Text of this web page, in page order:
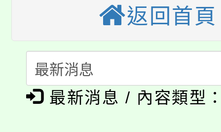
生本土語及新住民語歌
公告本校115學年度第
代理(課)教師甄選結果(
公告本校115學年度第
代理(課)教師甄選結果(
轉知中國文化大學推廣
《TA101》溝通分析基
淨零綠生活教案入校路
115年食農教育專業人
返回首頁
最新消息 / 內容類型